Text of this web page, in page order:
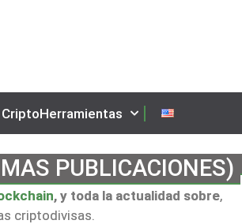
CriptoHerramientas
PUBLICACIONES)
, y toda la actualidad sobre,
criptodivisas.